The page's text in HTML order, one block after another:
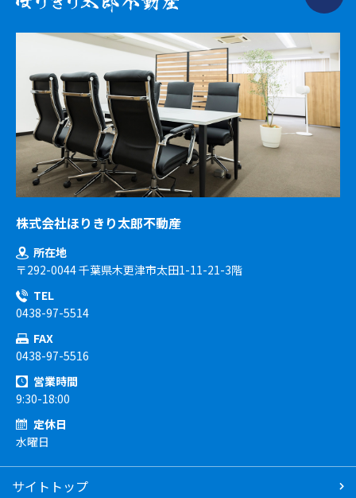
株式会社ほりきり太郎不動産
所在地
〒292-0044 千葉県木更津市太田1-11-21-3階
TEL
0438-97-5514
FAX
0438-97-5516
営業時間
9:30-18:00
定休日
水曜日
サイトトップ